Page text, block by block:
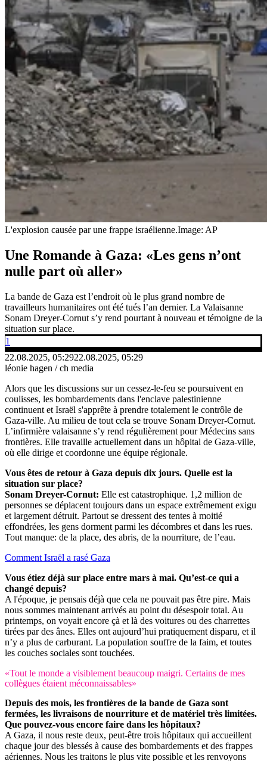
L'explosion causée par une frappe israélienne.Image: AP
Une Romande à Gaza: «Les gens n’ont
nulle part où aller»
La bande de Gaza est l’endroit où le plus grand nombre de
travailleurs humanitaires ont été tués l’an dernier. La Valaisanne
Sonam Dreyer-Cornut s’y rend pourtant à nouveau et témoigne de la
situation sur place.
1
22.08.2025, 05:2922.08.2025, 05:29
léonie hagen / ch media
Alors que les discussions sur un cessez-le-feu se poursuivent en
coulisses, les bombardements dans l'enclave palestinienne
continuent et Israël s'apprête à prendre totalement le contrôle de
Gaza-ville. Au milieu de tout cela se trouve Sonam Dreyer-Cornut.
L’infirmière valaisanne s’y rend régulièrement pour Médecins sans
frontières. Elle travaille actuellement dans un hôpital de Gaza-ville,
où elle dirige et coordonne une équipe régionale.
Vous êtes de retour à Gaza depuis dix jours. Quelle est la
situation sur place?
Sonam Dreyer-Cornut: Elle est catastrophique. 1,2 million de
personnes se déplacent toujours dans un espace extrêmement exigu
et largement détruit. Partout se dressent des tentes à moitié
effondrées, les gens dorment parmi les décombres et dans les rues.
Tout manque: de la place, des abris, de la nourriture, de l’eau.
Comment Israël a rasé Gaza
Vous étiez déjà sur place entre mars à mai. Qu’est-ce qui a
changé depuis?
A l'époque, je pensais déjà que cela ne pouvait pas être pire. Mais
nous sommes maintenant arrivés au point du désespoir total. Au
printemps, on voyait encore çà et là des voitures ou des charrettes
tirées par des ânes. Elles ont aujourd’hui pratiquement disparu, et il
n’y a plus de carburant. La population souffre de la faim, et toutes
les couches sociales sont touchées.
«Tout le monde a visiblement beaucoup maigri. Certains de mes
collègues étaient méconnaissables»
Depuis des mois, les frontières de la bande de Gaza sont
fermées, les livraisons de nourriture et de matériel très limitées.
Que pouvez-vous encore faire dans les hôpitaux?
A Gaza, il nous reste deux, peut-être trois hôpitaux qui accueillent
chaque jour des blessés à cause des bombardements et des frappes
aériennes. Nous les traitons le plus vite possible et les renvoyons